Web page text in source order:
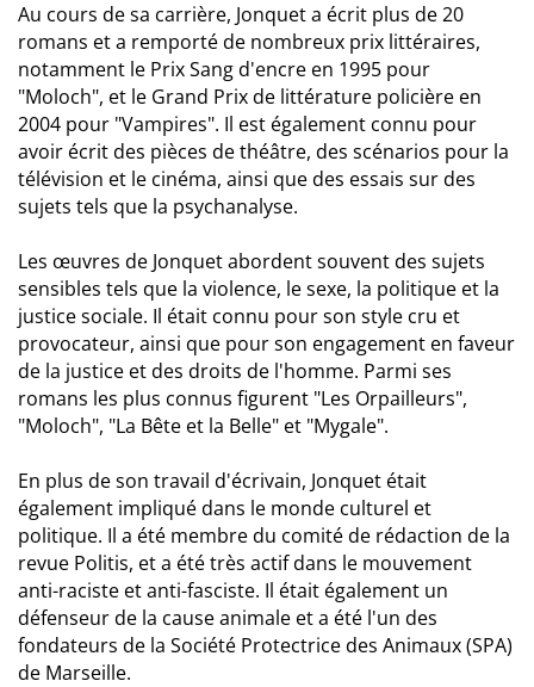
Au cours de sa carrière, Jonquet a écrit plus de 20
romans et a remporté de nombreux prix littéraires,
notamment le Prix Sang d'encre en 1995 pour
"Moloch", et le Grand Prix de littérature policière en
2004 pour "Vampires". Il est également connu pour
avoir écrit des pièces de théâtre, des scénarios pour la
télévision et le cinéma, ainsi que des essais sur des
sujets tels que la psychanalyse.
Les œuvres de Jonquet abordent souvent des sujets
sensibles tels que la violence, le sexe, la politique et la
justice sociale. Il était connu pour son style cru et
provocateur, ainsi que pour son engagement en faveur
de la justice et des droits de l'homme. Parmi ses
romans les plus connus figurent "Les Orpailleurs",
"Moloch", "La Bête et la Belle" et "Mygale".
En plus de son travail d'écrivain, Jonquet était
également impliqué dans le monde culturel et
politique. Il a été membre du comité de rédaction de la
revue Politis, et a été très actif dans le mouvement
anti-raciste et anti-fasciste. Il était également un
défenseur de la cause animale et a été l'un des
fondateurs de la Société Protectrice des Animaux (SPA)
de Marseille.